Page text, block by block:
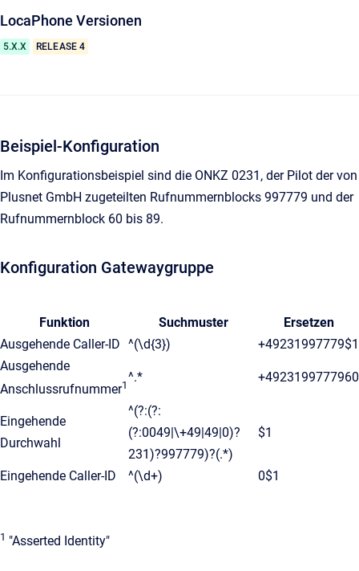
LocaPhone Versionen
5.X.X RELEASE 4
Beispiel-Konfiguration
Im Konfigurationsbeispiel sind die ONKZ 0231, der Pilot der von
Plusnet GmbH zugeteilten Rufnummernblocks 997779 und der
Rufnummernblock 60 bis 89.
Konfiguration Gatewaygruppe
Funktion Suchmuster
Ersetzen
Ausgehende Caller-ID ^(\d{3})
+49231997779$1
Ausgehende
Anschlussrufnummer1
^.* +4923199777960
Eingehende
Durchwahl
^(?:(?:
(?:0049|\+49|49|0)?
231)?997779)?(.*)
$1
Eingehende Caller-ID ^(\d+) 0$1
1 "Asserted Identity"